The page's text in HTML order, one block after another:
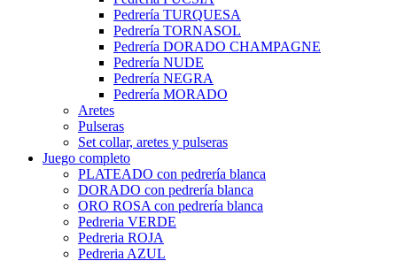
Pedrería TURQUESA
Pedrería TORNASOL
Pedrería DORADO CHAMPAGNE
Pedrería NUDE
Pedrería NEGRA
Pedrería MORADO
Aretes
Pulseras
Set collar, aretes y pulseras
Juego completo
PLATEADO con pedrería blanca
DORADO con pedrería blanca
ORO ROSA con pedrería blanca
Pedreria VERDE
Pedreria ROJA
Pedreria AZUL